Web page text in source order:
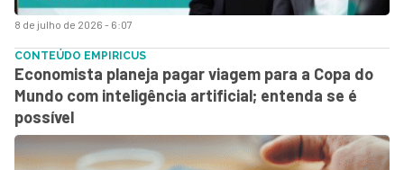
8 de julho de 2026 - 6:07
CONTEÚDO EMPIRICUS
Economista planeja pagar viagem para a Copa do
Mundo com inteligência artificial; entenda se é
possível